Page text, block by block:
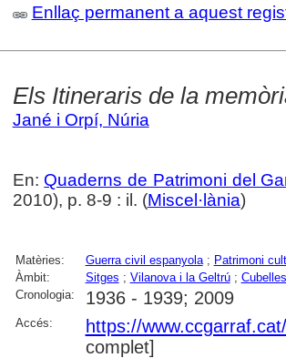
Enllaç permanent a aquest
Els Itineraris de la
Jané i Orpí, Núria
En: Quaderns de Patrimoni del
2010), p. 8-9 : il. (Miscel·lània)
Matèries: Guerra civil espanyola; Patrimoni
Àmbit:
Sitges ; Vilanova i la Geltrú; Cubelles
Cronologia:
1936 - 1939; 2009
Accés:
https://
complet]